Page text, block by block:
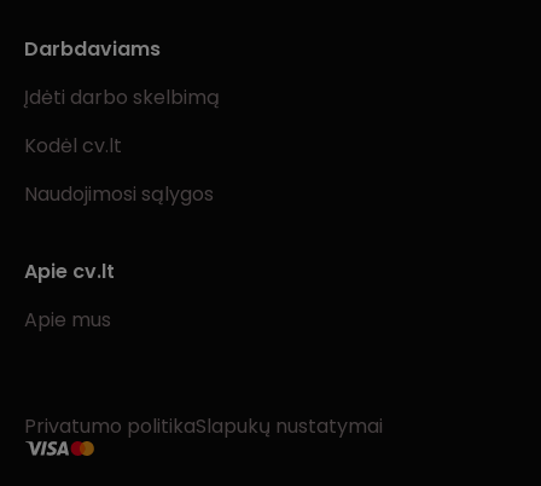
Darbdaviams
Įdėti darbo skelbimą
Kodėl cv.lt
Naudojimosi sąlygos
Apie cv.lt
Apie mus
Privatumo politikaSlapukų nustatymai